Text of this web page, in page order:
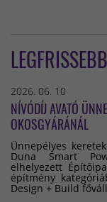
2026. 06. 10
NÍVÓDÍJ AVATÓ
OKOSGYÁRÁNÁL
Ünnepélyes
Duna Smart
elhelyezett
építmény
Design + Build